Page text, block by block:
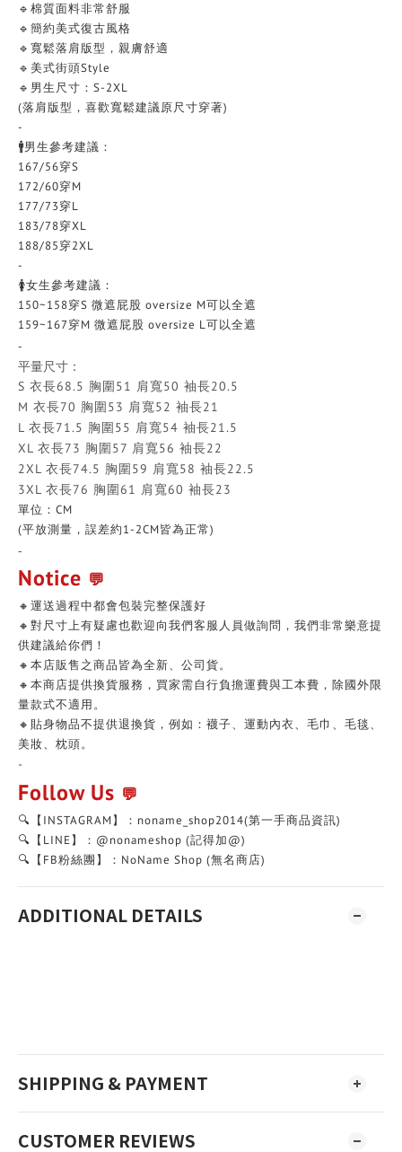
🔹棉質面料非常舒服
🔹簡約美式復古風格
🔹寬鬆落肩版型，親膚舒適
🔹美式街頭Style
🔹男生尺寸：S-2XL
(落肩版型，喜歡寬鬆建議原尺寸穿著)
-
🚹男生參考建議：
167/56穿S
172/60穿M
177/73穿L
183/78穿XL
188/85穿2XL
-
🚺女生參考建議：
150~158穿S 微遮屁股 oversize M可以全遮
159~167穿M 微遮屁股 oversize L可以全遮
-
平量尺寸：
S 衣長68.5 胸圍51 肩寬50 袖長20.5
M 衣長70 胸圍53 肩寬52 袖長21
L 衣長71.5 胸圍55 肩寬54 袖長21.5
XL 衣長73 胸圍57 肩寬56 袖長22
2XL 衣長74.5 胸圍59 肩寬58 袖長22.5
3XL 衣長76 胸圍61 肩寬60 袖長23
單位：CM
(平放測量，誤差約1-2CM皆為正常)
-
Notice 💬
🔸運送過程中都會包裝完整保護好
🔸對尺寸上有疑慮也歡迎向我們客服人員做詢問，我們非常樂意提
供建議給你們！
🔸本店販售之商品皆為全新、公司貨。
🔸本商店提供換貨服務，買家需自行負擔運費與工本費，除國外限
量款式不適用。
🔸貼身物品不提供退換貨，例如：襪子、運動內衣、毛巾、毛毯、
美妝、枕頭。
-
Follow Us 💬
🔍【INSTAGRAM】：noname_shop2014(第一手商品資訊)
🔍【LINE】：@nonameshop (記得加@)
🔍【FB粉絲團】：NoName Shop (無名商店)
ADDITIONAL DETAILS
SHIPPING & PAYMENT
CUSTOMER REVIEWS